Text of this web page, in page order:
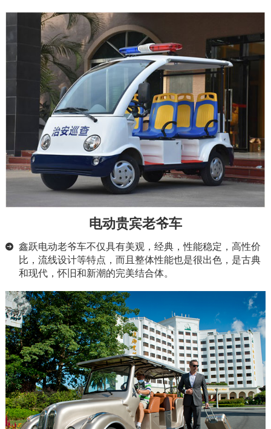
电动贵宾老爷车
鑫跃电动老爷车不仅具有美观，经典，性能稳定，高性价
比，流线设计等特点，而且整体性能也是很出色，是古典
和现代，怀旧和新潮的完美结合体。